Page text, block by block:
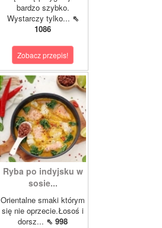
bardzo szybko.
Wystarczy tylko... ⇖
1086
Zobacz przepis!
Ryba po indyjsku w
sosie...
Orientalne smaki którym
się nie oprzecie.Łosoś i
dorsz... ⇖ 998